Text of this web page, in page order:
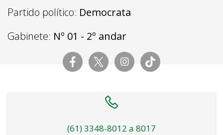
Partido político: Democrata
Gabinete: Nº 01 - 2º andar
(61) 3348-8012 a 8017